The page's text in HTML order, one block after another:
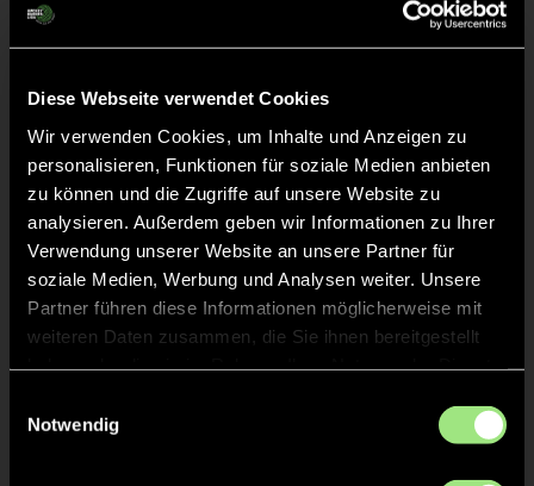
Diese Webseite verwendet Cookies
Wir verwenden Cookies, um Inhalte und Anzeigen zu
personalisieren, Funktionen für soziale Medien anbieten
zu können und die Zugriffe auf unsere Website zu
analysieren. Außerdem geben wir Informationen zu Ihrer
Verwendung unserer Website an unsere Partner für
soziale Medien, Werbung und Analysen weiter. Unsere
Partner führen diese Informationen möglicherweise mit
weiteren Daten zusammen, die Sie ihnen bereitgestellt
Notwendig
Liveticker
Keine Daten verfügbar.